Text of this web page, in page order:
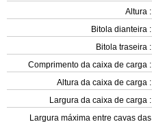
Altura :
Bitola dianteira :
Bitola traseira :
Comprimento da caixa de carga :
Altura da caixa de carga :
Largura da caixa de carga :
Largura máxima entre cavas das